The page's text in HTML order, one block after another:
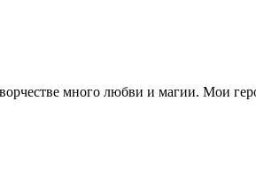
много любви и магии. Мои